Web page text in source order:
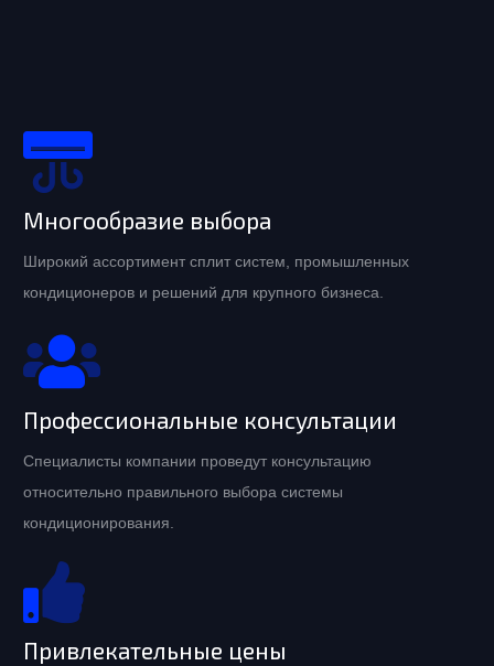
Многообразие выбора
Широкий ассортимент сплит систем, промышленных
кондиционеров и решений для крупного бизнеса.
Профессиональные консультации
Специалисты компании проведут консультацию
относительно правильного выбора системы
кондиционирования.
Привлекательные цены